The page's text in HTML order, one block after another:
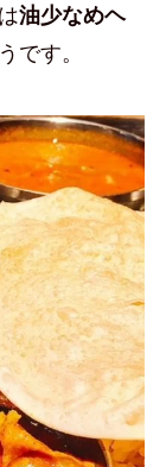
油少なめヘ
です。